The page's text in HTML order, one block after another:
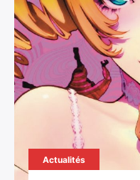
Actualités